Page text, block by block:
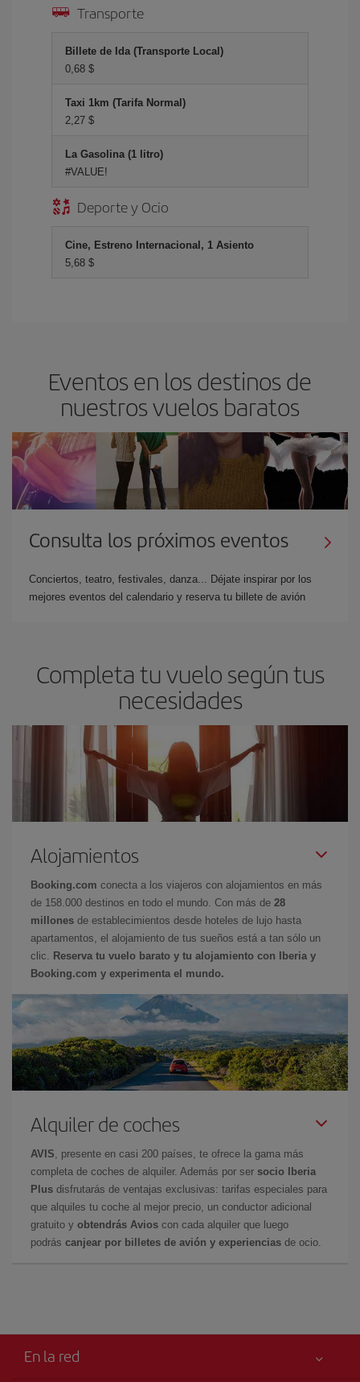
Transporte
Billete de Ida (Transporte Local)
0,68 $
Taxi 1km (Tarifa Normal)
2,27 $
La Gasolina (1 litro)
#VALUE!
Deporte y Ocio
Cine, Estreno Internacional, 1 Asiento
5,68 $
Eventos en los destinos de
nuestros vuelos baratos
Consulta los próximos eventos
Conciertos, teatro, festivales, danza... Déjate inspirar por los
mejores eventos del calendario y reserva tu billete de avión
Completa tu vuelo según tus
necesidades
Alojamientos
Booking.com conecta a los viajeros con alojamientos en más
de 158.000 destinos en todo el mundo. Con más de 28
millones de establecimientos desde hoteles de lujo hasta
apartamentos, el alojamiento de tus sueños está a tan sólo un
clic.
Reserva tu vuelo barato y tu alojamiento con Iberia y
Booking.com y experimenta el mundo.
Alquiler de coches
AVIS , presente en casi 200 países, te ofrece la gama más
completa de coches de alquiler. Además por ser socio Iberia
Plus disfrutarás de ventajas exclusivas: tarifas especiales para
que alquiles tu coche al mejor precio, un conductor adicional
gratuito y obtendrás Avios con cada alquiler que luego
podrás canjear por billetes de avión y experiencias de ocio.
En la red